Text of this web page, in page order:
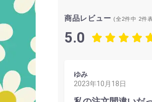
商品レビュー(全2件中 2件
5.0
ゆみ
2023年10月18日